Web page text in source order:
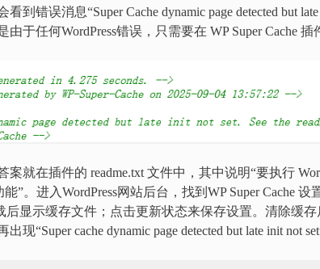
到错误消息“Super Cache dynamic page detected but
于任何WordPress错误，只需要在 WP Super Cache
案就在插件的 readme.txt 文件中，其中说明“要执行
能”。进入WordPress网站后台，找到WP Super Cache
后显示缓存文件；点击更新状态来保存设置。清除缓
现“Super cache dynamic page detected but late init not